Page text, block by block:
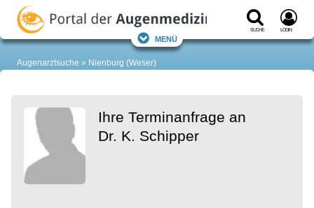
Suche Login
Menü
Augenarztsuche Nienburg (Weser)
Ihre Terminanfrage an
Dr. K. Schipper